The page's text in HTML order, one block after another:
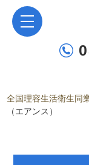
全国理容生活衛生同
（エアンス）